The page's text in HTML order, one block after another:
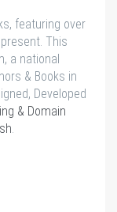
featuring over
This
a national
& Books in
Developed
& Domain